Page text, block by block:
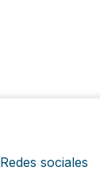
Redes sociales